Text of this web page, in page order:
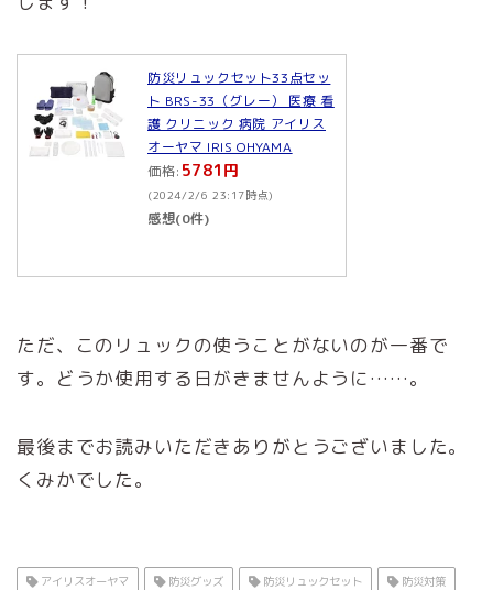
防災リュックセット33点セッ
ト BRS-33（グレー） 医療 看
護 クリニック 病院 アイリス
オーヤマ IRIS OHYAMA
価格: 5781円
(2024/2/6 23:17時点)
感想(0件)
ただ、このリュックの使うことがないのが一番で
す。どうか使用する日がきませんように……。
最後までお読みいただきありがとうございました。
くみかでした。
アイリスオーヤマ 防災グッズ 防災リュックセット 防災対策